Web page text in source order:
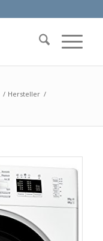
/ Hersteller /